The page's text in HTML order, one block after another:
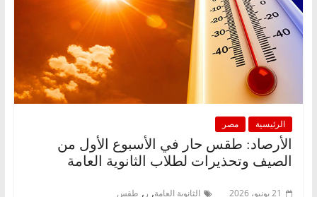
الرئيسية مصر
الأرصاد: طقس حار في الأسبوع الأول من
الصيف وتحذيرات لطلاب الثانوية العامة
21 يونيو، 2026 الثانوية العامة, ر , طقس